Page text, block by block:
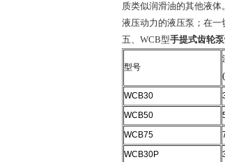
质类似润滑油的其他液
液压动力的液压泵；在
五、WCB型手提式齿轮泵
型号
WCB30
WCB50
WCB75
WCB30P